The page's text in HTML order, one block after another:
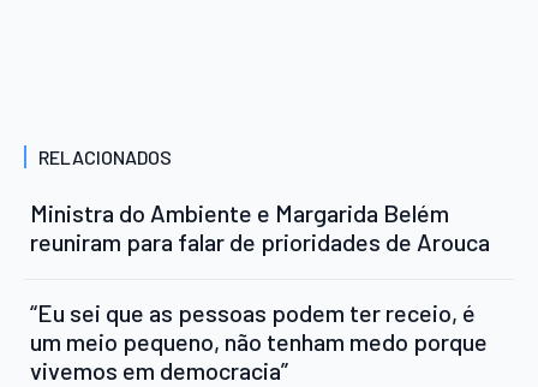
RELACIONADOS
Ministra do Ambiente e Margarida Belém
reuniram para falar de prioridades de Arouca
“Eu sei que as pessoas podem ter receio, é
um meio pequeno, não tenham medo porque
vivemos em democracia”